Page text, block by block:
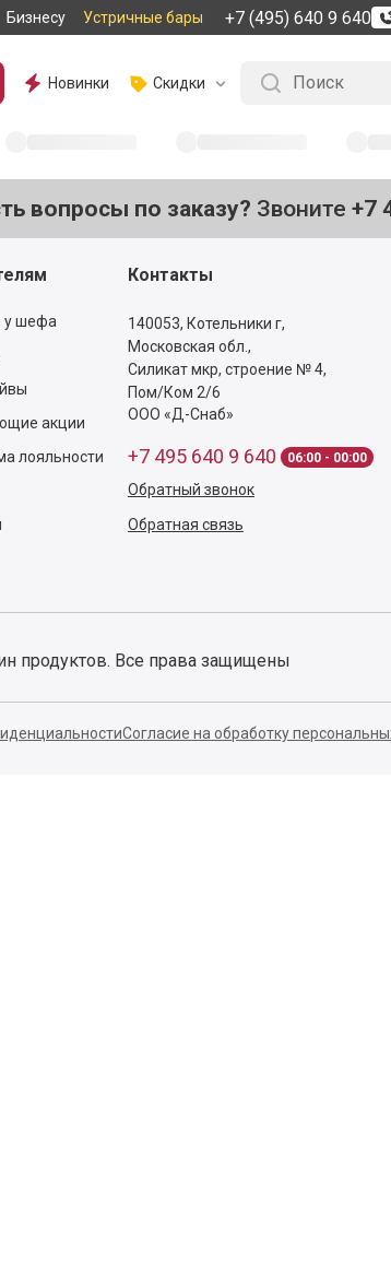
Бизнесу Устричные бары +7 (495) 640 9 640
Новинки Скидки
вопросы по заказу? Звоните +7
у шефа
акции
лояльности
Контакты
140053, Котельники г,
Московская обл.,
Силикат мкр, строение № 4,
Пом/Ком 2/6
ООО «Д-Снаб»
+7 495 640 9 640 06:00 - 00:00
Обратный звонок
Обратная связь
продуктов. Все права защищены
Согласие на обработку